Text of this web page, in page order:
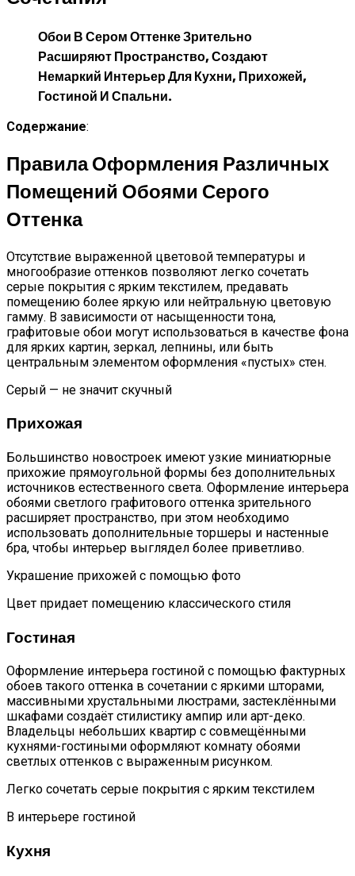
Обои В Сером Оттенке Зрительно
Расширяют Пространство, Создают
Немаркий Интерьер Для Кухни, Прихожей,
Гостиной И Спальни.
Содержание:
Правила Оформления Различных
Помещений Обоями Серого
Оттенка
Отсутствие выраженной цветовой температуры и
многообразие оттенков позволяют легко сочетать
серые покрытия с ярким текстилем, предавать
помещению более яркую или нейтральную цветовую
гамму. В зависимости от насыщенности тона,
графитовые обои могут использоваться в качестве фона
для ярких картин, зеркал, лепнины, или быть
центральным элементом оформления «пустых» стен.
Серый — не значит скучный
Прихожая
Большинство новостроек имеют узкие миниатюрные
прихожие прямоугольной формы без дополнительных
источников естественного света. Оформление интерьера
обоями светлого графитового оттенка зрительного
расширяет пространство, при этом необходимо
использовать дополнительные торшеры и настенные
бра, чтобы интерьер выглядел более приветливо.
Украшение прихожей с помощью фото
Цвет придает помещению классического стиля
Гостиная
Оформление интерьера гостиной с помощью фактурных
обоев такого оттенка в сочетании с яркими шторами,
массивными хрустальными люстрами, застеклёнными
шкафами создаёт стилистику ампир или арт-деко.
Владельцы небольших квартир с совмещёнными
кухнями-гостиными оформляют комнату обоями
светлых оттенков с выраженным рисунком.
Легко сочетать серые покрытия с ярким текстилем
В интерьере гостиной
Кухня